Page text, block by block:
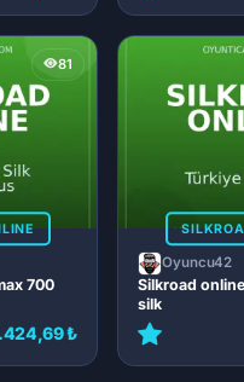
81
700
₺
Oyuncu42
Silkroad
silk